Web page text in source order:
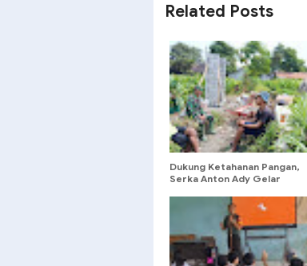
Related Posts
Dukung Ketahanan Pangan,
Serka Anton Ady Gelar
Jagung Bersama Poktan